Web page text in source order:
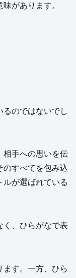
があります。
るのではないでし
相手への思いを伝
のすべてを包み込
ルが選ばれている
く、ひらがなで表
ます。一方、ひら